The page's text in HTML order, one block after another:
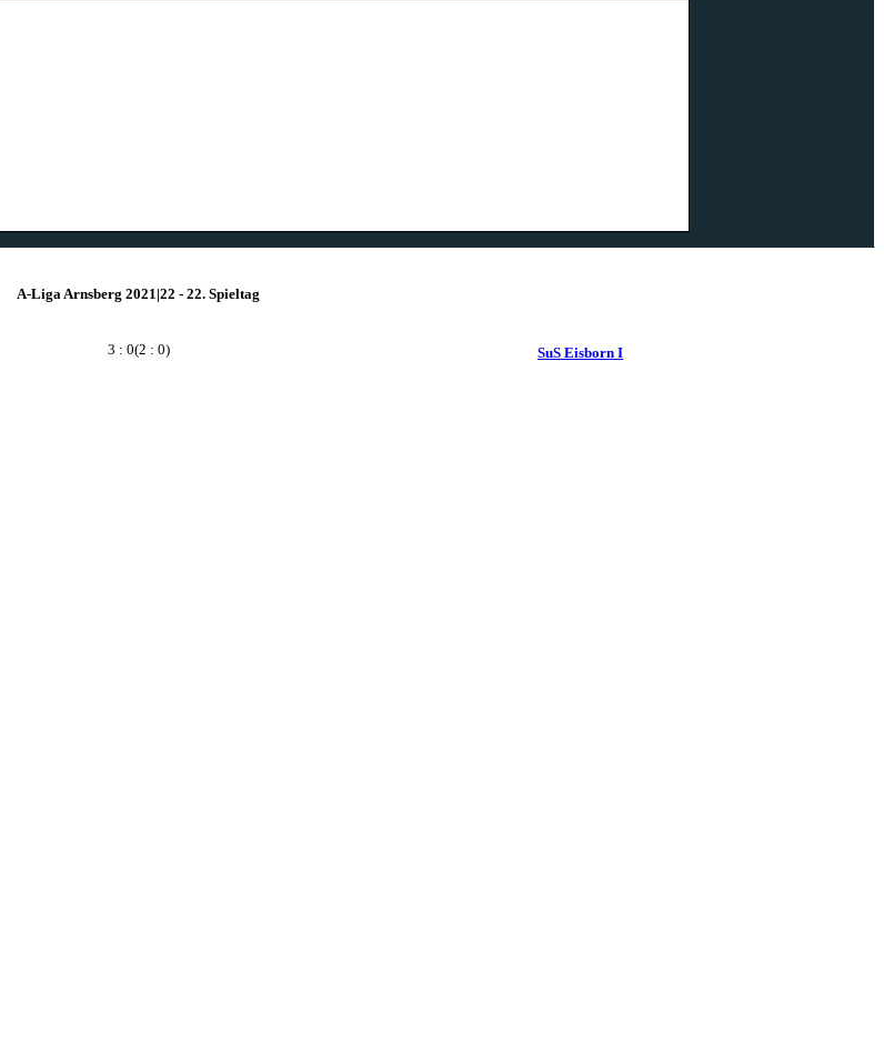
A-Liga Arnsberg 2021|22 - 22. Spieltag
3 : 0(2 : 0) SuS Eisborn I